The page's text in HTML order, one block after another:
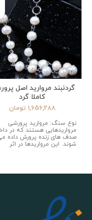
گردنبند مروارید اصل
کاملا گرد
1,656,288 تومان
نوع سنگ: مروارید پرورشی
مرواریدهایی هستند که در
صدف های زنده پرورش داده
شوند. این مرواریدها در اثر